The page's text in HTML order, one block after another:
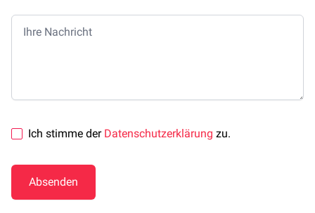
Ihre Nachricht
Ich stimme der Datenschutzerklärung zu.
Absenden